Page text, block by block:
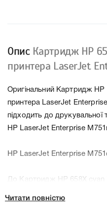
Опис Картридж HP
принтера LaserJet
Оригінальний Картридж HP
принтера LaserJet
підходить до друкувальної
HP LaserJet Enterprise
HP LaserJet Enterprise
До Картридж HP 658X cyan
Читати повністю